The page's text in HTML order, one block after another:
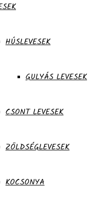
HÚSLEVESEK
GULYÁS LEVESEK
CSONT LEVESEK
ZÖLDSÉGLEVESEK
KOCSONYA